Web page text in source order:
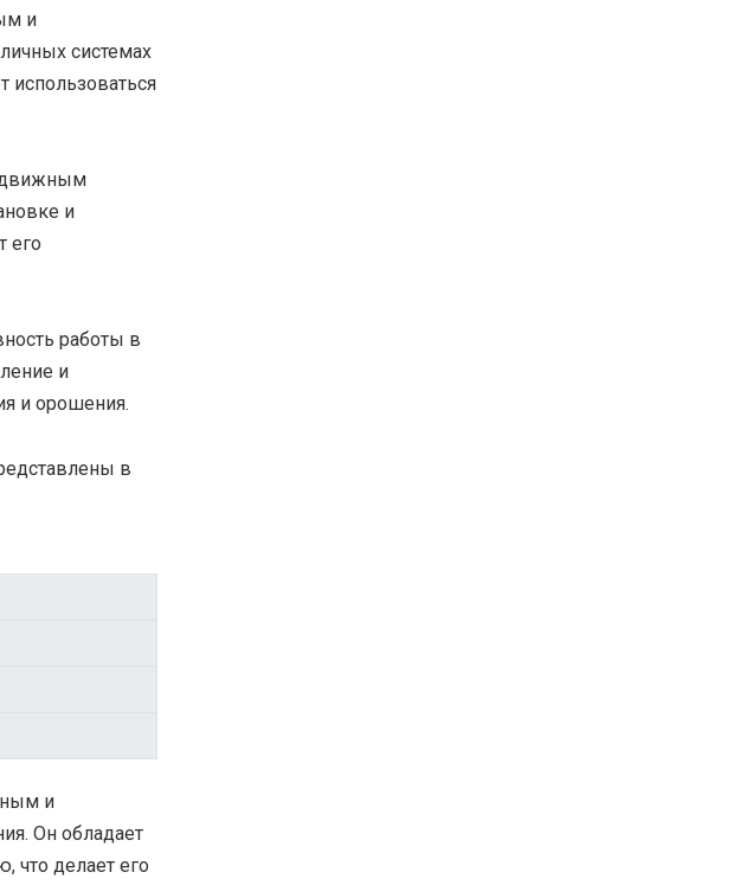
и
системах
использоваться
и
его
работы в
и
и орошения.
в
и
Он обладает
что делает его